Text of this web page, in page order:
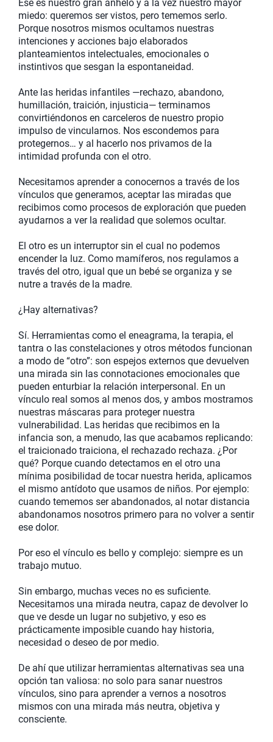
Ese es nuestro gran anhelo y a la vez nuestro mayor
miedo: queremos ser vistos, pero tememos serlo.
Porque nosotros mismos ocultamos nuestras
intenciones y acciones bajo elaborados
planteamientos intelectuales, emocionales o
instintivos que sesgan la espontaneidad.
Ante las heridas infantiles —rechazo, abandono,
humillación, traición, injusticia— terminamos
convirtiéndonos en carceleros de nuestro propio
impulso de vincularnos. Nos escondemos para
protegernos… y al hacerlo nos privamos de la
intimidad profunda con el otro.
Necesitamos aprender a conocernos a través de los
vínculos que generamos, aceptar las miradas que
recibimos como procesos de exploración que pueden
ayudarnos a ver la realidad que solemos ocultar.
El otro es un interruptor sin el cual no podemos
encender la luz. Como mamíferos, nos regulamos a
través del otro, igual que un bebé se organiza y se
nutre a través de la madre.
¿Hay alternativas?
Sí. Herramientas como el eneagrama, la terapia, el
tantra o las constelaciones y otros métodos funcionan
a modo de “otro”: son espejos externos que devuelven
una mirada sin las connotaciones emocionales que
pueden enturbiar la relación interpersonal. En un
vínculo real somos al menos dos, y ambos mostramos
nuestras máscaras para proteger nuestra
vulnerabilidad. Las heridas que recibimos en la
infancia son, a menudo, las que acabamos replicando:
el traicionado traiciona, el rechazado rechaza. ¿Por
qué? Porque cuando detectamos en el otro una
mínima posibilidad de tocar nuestra herida, aplicamos
el mismo antídoto que usamos de niños. Por ejemplo:
cuando tememos ser abandonados, al notar distancia
abandonamos nosotros primero para no volver a sentir
ese dolor.
Por eso el vínculo es bello y complejo: siempre es un
trabajo mutuo.
Sin embargo, muchas veces no es suficiente.
Necesitamos una mirada neutra, capaz de devolver lo
que ve desde un lugar no subjetivo, y eso es
prácticamente imposible cuando hay historia,
necesidad o deseo de por medio.
De ahí que utilizar herramientas alternativas sea una
opción tan valiosa: no solo para sanar nuestros
vínculos, sino para aprender a vernos a nosotros
mismos con una mirada más neutra, objetiva y
consciente.